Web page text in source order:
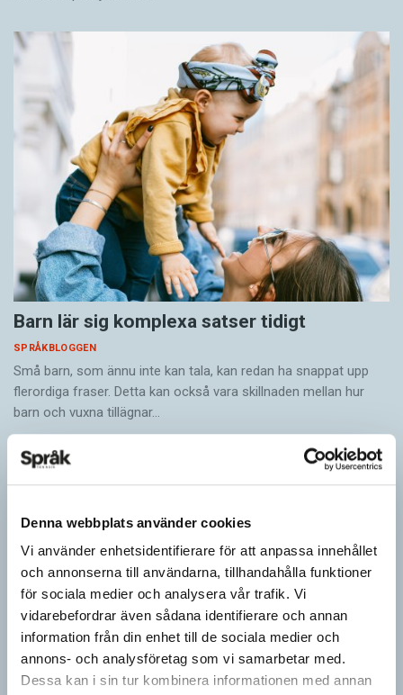
Denna webbplats använder cookies
Vi använder enhetsidentifierare för att anpassa innehållet
och annonserna till användarna, tillhandahålla funktioner
för sociala medier och analysera vår trafik. Vi
vidarebefordrar även sådana identifierare och annan
information från din enhet till de sociala medier och
annons- och analysföretag som vi samarbetar med.
Dessa kan i sin tur kombinera informationen med annan
Barn lär sig komplexa satser tidigt
SPRÅKBLOGGEN
Små barn, som ännu inte kan tala, kan redan ha snappat upp
flerordiga fraser. Detta kan också vara skillnaden mellan hur
barn och vuxna tillägnar…
Ge bort Språktidningen till påsk!